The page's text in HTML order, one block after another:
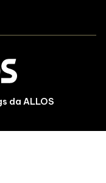
da ALLOS